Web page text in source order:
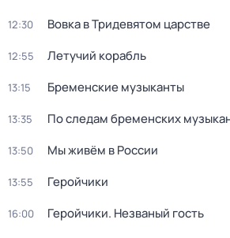
12:30 Вовка в Тридевятом царстве
12:55 Летучий корабль
13:15 Бременские музыканты
13:35 По следам бременских
13:50 Мы живём в России
13:55 Геройчики
16:00 Геройчики. Незваный гость